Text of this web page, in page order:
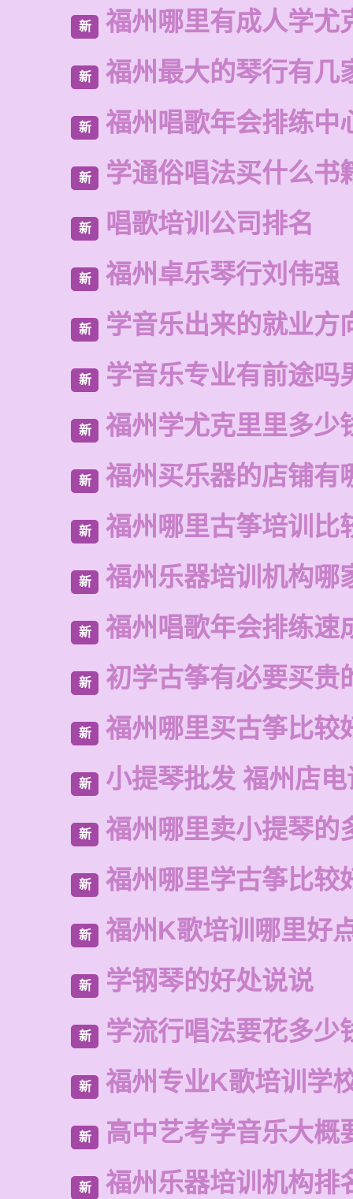
新 福州哪里有成人学尤
新 福州最大的琴行有几
新 福州唱歌年会排练中
新 学通俗唱法买什么书
新 唱歌培训公司排名
新 福州卓乐琴行刘伟强
新 学音乐出来的就业方
新 学音乐专业有前途吗
新 福州学尤克里里多少
新 福州买乐器的店铺有
新 福州哪里古筝培训比
新 福州乐器培训机构哪
新 福州唱歌年会排练速
新 初学古筝有必要买贵
新 福州哪里买古筝比较
新 小提琴批发 福州店
新 福州哪里卖小提琴的
新 福州哪里学古筝比较
新 福州K歌培训哪里好
新 学钢琴的好处说说
新 学流行唱法要花多少
新 福州专业K歌培训学
新 高中艺考学音乐大概
新 福州乐器培训机构排